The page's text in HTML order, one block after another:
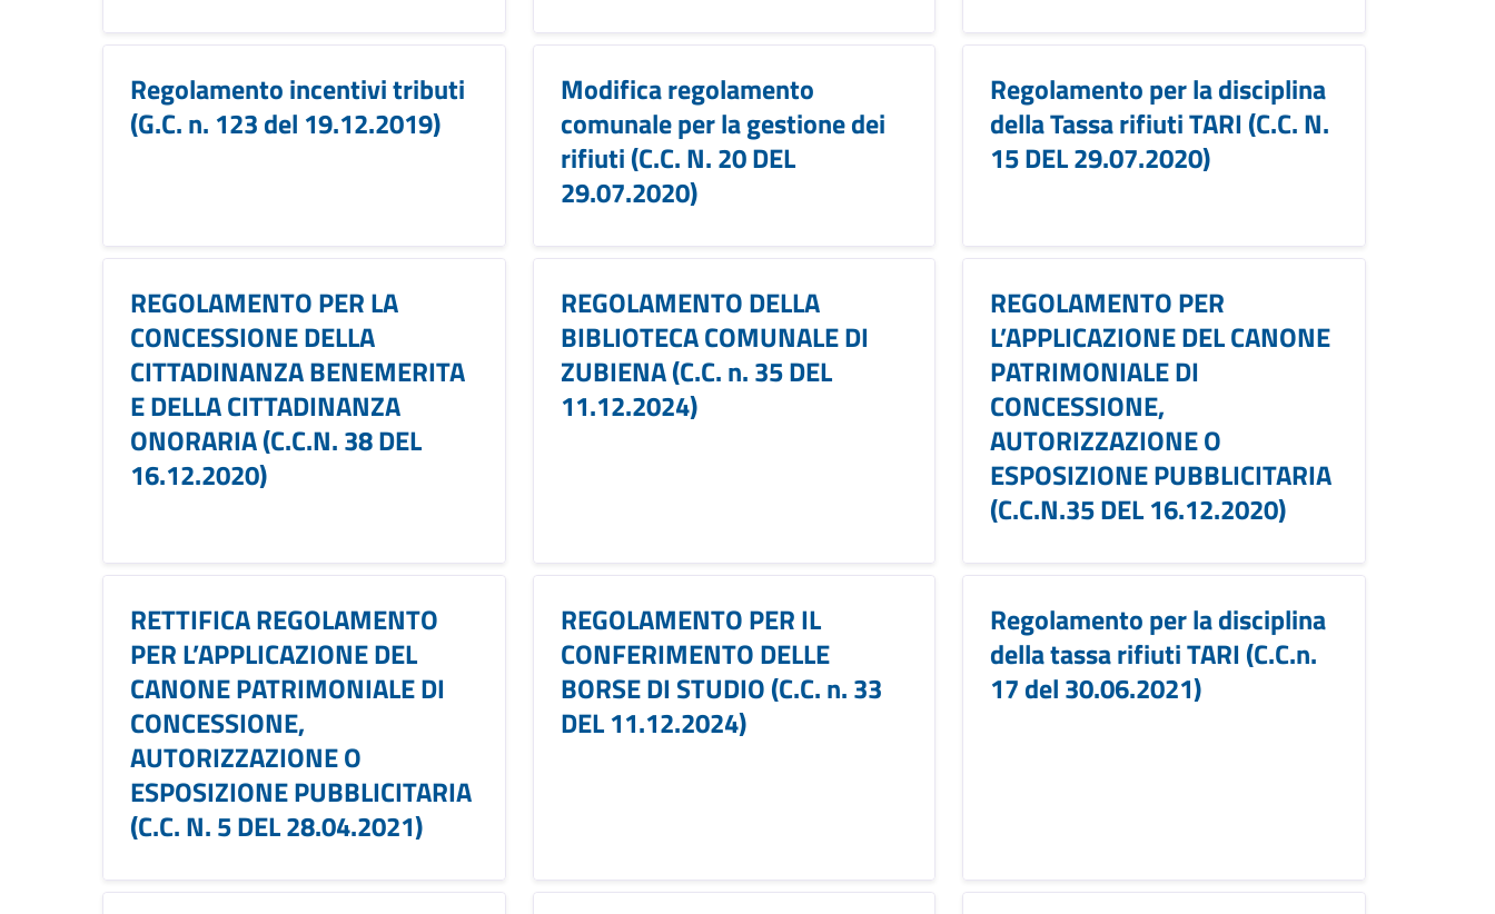
Regolamento incentivi tributi
(G.C. n. 123 del 19.12.2019)
Modifica regolamento
comunale per la gestione dei
rifiuti (C.C. N. 20 DEL
29.07.2020)
Regolamento per la disciplina
della Tassa rifiuti TARI (C.C. N.
15 DEL 29.07.2020)
REGOLAMENTO PER LA
CONCESSIONE DELLA
CITTADINANZA BENEMERITA
E DELLA CITTADINANZA
ONORARIA (C.C.N. 38 DEL
16.12.2020)
REGOLAMENTO DELLA
BIBLIOTECA COMUNALE DI
ZUBIENA (C.C. n. 35 DEL
11.12.2024)
REGOLAMENTO PER
L’APPLICAZIONE DEL CANONE
PATRIMONIALE DI
CONCESSIONE,
AUTORIZZAZIONE O
ESPOSIZIONE PUBBLICITARIA
(C.C.N.35 DEL 16.12.2020)
RETTIFICA REGOLAMENTO
PER L’APPLICAZIONE DEL
CANONE PATRIMONIALE DI
CONCESSIONE,
AUTORIZZAZIONE O
ESPOSIZIONE PUBBLICITARIA
(C.C. N. 5 DEL 28.04.2021)
REGOLAMENTO PER IL
CONFERIMENTO DELLE
BORSE DI STUDIO (C.C. n. 33
DEL 11.12.2024)
Regolamento per la disciplina
della tassa rifiuti TARI (C.C.n.
17 del 30.06.2021)